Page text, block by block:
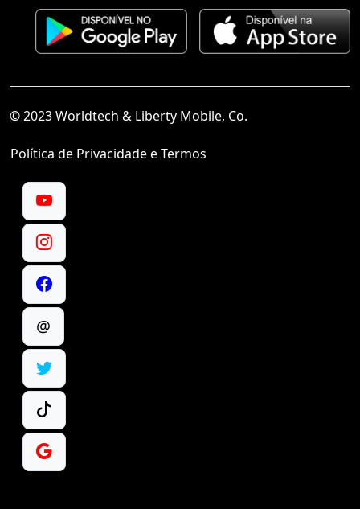
© 2023 Worldtech & Liberty Mobile, Co.
Política de Privacidade e Termos
@